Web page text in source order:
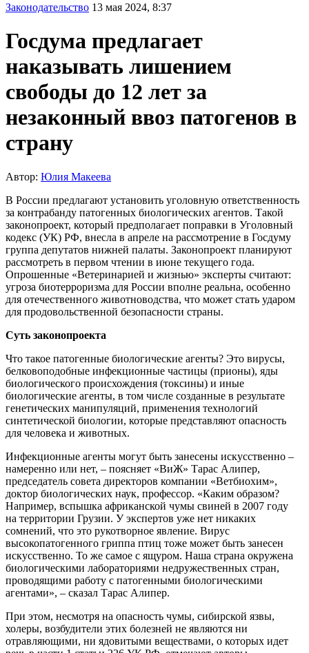
Законодательство 13 мая 2024, 8:37
Госдума предлагает
наказывать лишением
свободы до 12 лет за
незаконный ввоз патогенов в
страну
Автор: Юлия Макеева
В России предлагают установить уголовную ответственность
за контрабанду патогенных биологических агентов. Такой
законопроект, который предполагает поправки в Уголовный
кодекс (УК) РФ, внесла в апреле на рассмотрение в Госдуму
группа депутатов нижней палаты. Законопроект планируют
рассмотреть в первом чтении в июне текущего года.
Опрошенные «Ветеринарией и жизнью» эксперты считают:
угроза биотерроризма для России вполне реальна, особенно
для отечественного животноводства, что может стать ударом
для продовольственной безопасности страны.
Суть законопроекта
Что такое патогенные биологические агенты? Это вирусы,
белковоподобные инфекционные частицы (прионы), яды
биологического происхождения (токсины) и иные
биологические агенты, в том числе созданные в результате
генетических манипуляций, применения технологий
синтетической биологии, которые представляют опасность
для человека и животных.
Инфекционные агенты могут быть занесены искусственно –
намеренно или нет, – поясняет «ВиЖ» Тарас Алипер,
председатель совета директоров компании «Ветбиохим»,
доктор биологических наук, профессор. «Каким образом?
Например, вспышка африканской чумы свиней в 2007 году
на территории Грузии. У экспертов уже нет никаких
сомнений, что это рукотворное явление. Вирус
высокопатогенного гриппа птиц тоже может быть занесен
искусственно. То же самое с ящуром. Наша страна окружена
биологическими лабораториями недружественных стран,
проводящими работу с патогенными биологическими
агентами», – сказал Тарас Алипер.
При этом, несмотря на опасность чумы, сибирской язвы,
холеры, возбудители этих болезней не являются ни
отравляющими, ни ядовитыми веществами, о которых идет